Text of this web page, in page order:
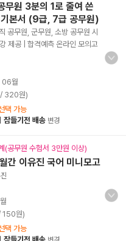
원 3분의 1로 줄여 쓴
본서 (9급, 7급 공무원)
공무원, 군무원, 소방 공무원 시
제공 | 합격예측 온라인 모의고
월
320원)
택 가능
잠들기전 배송 변경
(공무원 수험서 3만원 이상)
간 이유진 국어 미니모고
150원)
택 가능